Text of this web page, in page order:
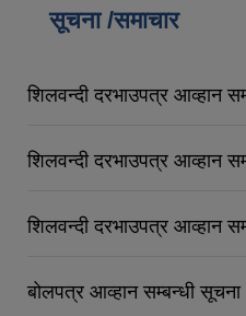
सूचना /समाचार
शिलवन्दी दरभाउपत्र आव्हान
शिलवन्दी दरभाउपत्र आव्हान
शिलवन्दी दरभाउपत्र आव्हान
बोलपत्र आव्हान सम्बन्धी सूचना